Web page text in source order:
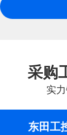
采购
实
东田工